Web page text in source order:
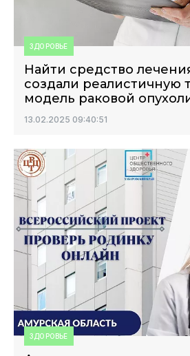
ЗДОРОВЬЕ
Найти средство
создали реалистичную
модель раковой
13.02.2025 09:40:51
ЗДОРОВЬЕ